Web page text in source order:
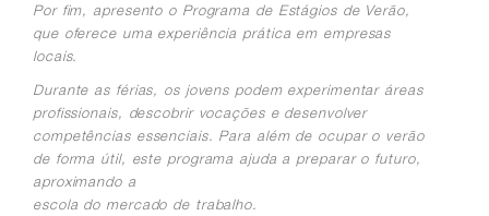
Por fim, apresento o Programa de Estágios de Verão,
que oferece uma experiência prática em empresas
locais.
Durante as férias, os jovens podem experimentar áreas
profissionais, descobrir vocações e desenvolver
competências essenciais. Para além de ocupar o verão
de forma útil, este programa ajuda a preparar o futuro,
aproximando a
escola do mercado de trabalho.